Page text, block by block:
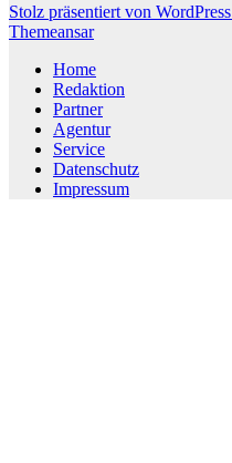
Stolz präsentiert von WordPress
Themeansar
Home
Redaktion
Partner
Agentur
Service
Datenschutz
Impressum